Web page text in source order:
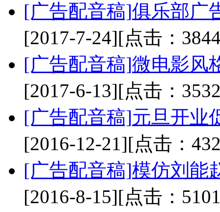
[广告配音稿]俱乐部广
[2017-7-24][点击：
[广告配音稿]微电影风
[2017-6-13][点击：
[广告配音稿]元旦开业
[2016-12-21][点击：
[广告配音稿]模仿刘能
[2016-8-15][点击：